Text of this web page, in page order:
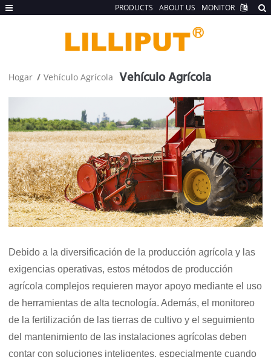
Vehículo Agrícola
Hogar Vehículo Agrícola
Debido a la diversificación de la producción agrícola y las
exigencias operativas, estos métodos de producción
agrícola complejos requieren mayor apoyo mediante el uso
de herramientas de alta tecnología. Además, el monitoreo
de la fertilización de las tierras de cultivo y el seguimiento
del mantenimiento de las instalaciones agrícolas deben
contar con soluciones inteligentes, especialmente cuando
PRODUCTS ABOUT US MONITOR